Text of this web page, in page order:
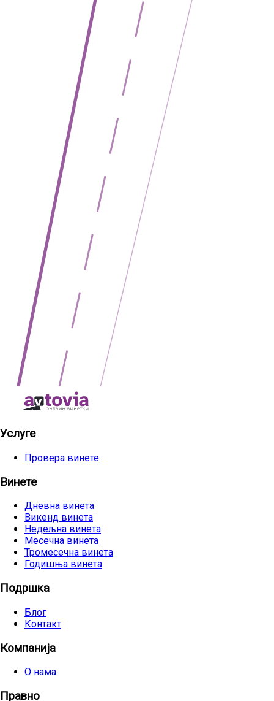
Услуге
Провера винете
Винете
Дневна винета
Викенд винета
Недељна винета
Месечна винета
Тромесечна винета
Годишња винета
Подршка
Блог
Контакт
Компанија
О нама
Правно